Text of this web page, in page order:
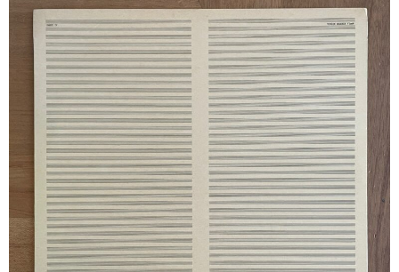
GGについて
買取について
取り置きなどについて
Categories
New Arrivals
新譜
GG RECORD （当店のレーベル）